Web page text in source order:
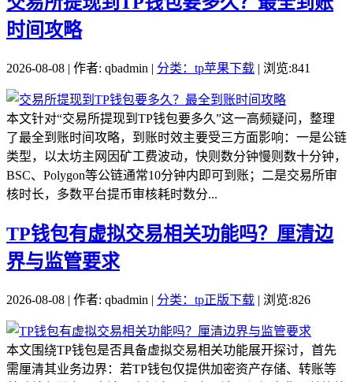
时间攻略
2026-08-08 | 作者: qbadmin | 分类：tp苹果下载 | 浏览:841
本文针对“交易所提现到TP钱包要多久”这一高频疑问，整理
了最全到账时间攻略，到账时效主要受三方面影响：一是公链
类型，以太坊主网因矿工费波动，快则数分钟慢则数十分钟，
BSC、Polygon等公链通常10分钟内即可到账；二是交易所审
核时长，多数平台提币审核耗时数分...
TP钱包有虚拟交易相关功能吗？厘清边
界与监管要求
2026-08-08 | 作者: qbadmin | 分类：tp正版下载 | 浏览:826
本文围绕TP钱包是否具备虚拟交易相关功能展开探讨，首先
需厘清其业务边界：若TP钱包仅提供加密资产存储、转账等